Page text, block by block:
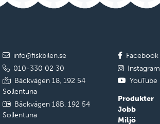
info@fiskbilen.se
010-330 02 30
Bäckvägen 18, 192 54
Sollentuna
Bäckvägen 18B, 192 54
Sollentuna
Facebook
Instagram
YouTube
Produkter
Jobb
Miljö